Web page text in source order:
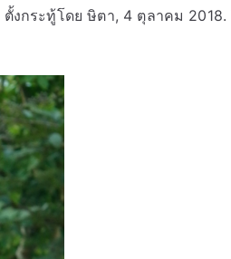
งกระทู้โดย ษิตา, 4 ตุลาคม 2018.